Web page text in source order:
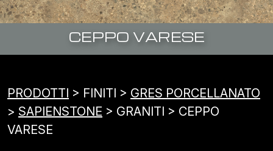
CEPPO VARESE
PRODOTTI > FINITI > GRES PORCELLANATO
> SAPIENSTONE > GRANITI > CEPPO
VARESE